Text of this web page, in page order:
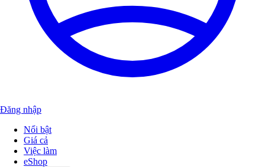
Đăng nhập
Nổi bật
Giá cả
Việc làm
eShop